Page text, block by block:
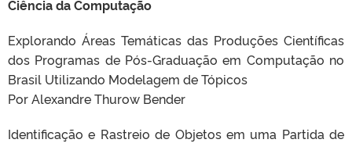
Ciência da Computação
Explorando Áreas Temáticas das Produções Científicas
dos Programas de Pós-Graduação em Computação no
Brasil Utilizando Modelagem de Tópicos
Por Alexandre Thurow Bender
Identificação e Rastreio de Objetos em uma Partida de